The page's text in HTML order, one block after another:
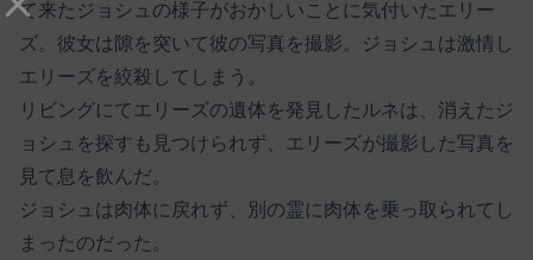
て来たジョシュの様子がおかしいことに気付いたエリー
ズ。彼女は隙を突いて彼の写真を撮影。ジョシュは激情し
エリーズを絞殺してしまう。
リビングにてエリーズの遺体を発見したルネは、消えたジ
ョシュを探すも見つけられず、エリーズが撮影した写真を
見て息を飲んだ。
ジョシュは肉体に戻れず、別の霊に肉体を乗っ取られてし
まったのだった。